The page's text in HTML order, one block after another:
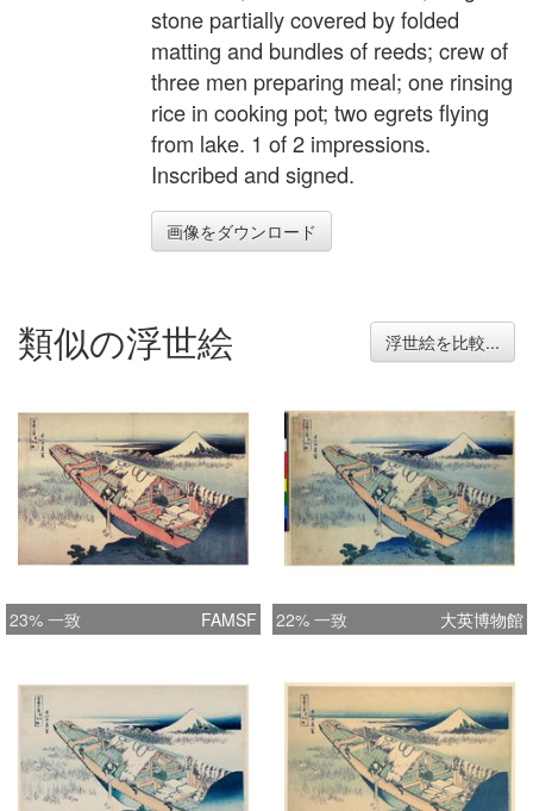
stone partially covered by folded
matting and bundles of reeds; crew of
three men preparing meal; one rinsing
rice in cooking pot; two egrets flying
from lake. 1 of 2 impressions.
Inscribed and signed.
画像をダウンロード
類似の浮世絵 浮世絵を比較...
23% 一致 FAMSF 22% 一致 大英博物館